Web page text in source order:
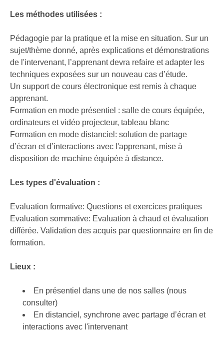
Les méthodes utilisées :
Pédagogie par la pratique et la mise en situation. Sur un
sujet/thème donné, après explications et démonstrations
de l'intervenant, l’apprenant devra refaire et adapter les
techniques exposées sur un nouveau cas d’étude.
Un support de cours électronique est remis à chaque
apprenant.
Formation en mode présentiel : salle de cours équipée,
ordinateurs et vidéo projecteur, tableau blanc
Formation en mode distanciel: solution de partage
d’écran et d’interactions avec l'apprenant, mise à
disposition de machine équipée à distance.
Les types d'évaluation :
Evaluation formative: Questions et exercices pratiques
Evaluation sommative: Evaluation à chaud et évaluation
différée. Validation des acquis par questionnaire en fin de
formation.
Lieux :
En présentiel dans une de nos salles (nous
consulter)
En distanciel, synchrone avec partage d’écran et
interactions avec l'intervenant